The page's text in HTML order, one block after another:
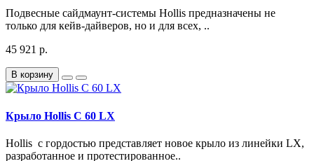
Подвесные сайдмаунт-системы Hollis предназначены не
только для кейв-дайверов, но и для всех, ..
45 921 р.
В корзину
Крыло Hollis C 60 LX
Hollis с гордостью представляет новое крыло из линейки LX,
разработанное и протестированное..